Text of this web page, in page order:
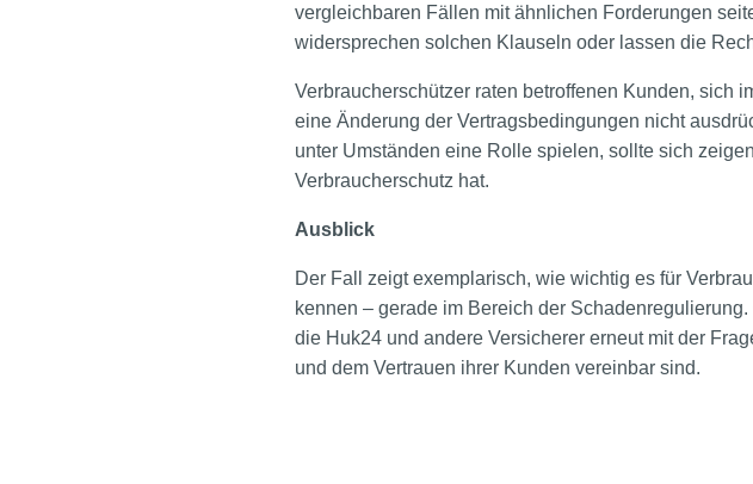
vergleichbaren Fällen mit ähnlichen Forderungen
widersprechen solchen Klauseln oder lassen die
Verbraucherschützer raten betroffenen Kunden, sich
eine Änderung der Vertragsbedingungen nicht
unter Umständen eine Rolle spielen, sollte sich
Verbraucherschutz hat.
Ausblick
Der Fall zeigt exemplarisch, wie wichtig es für
kennen – gerade im Bereich der
die Huk24 und andere Versicherer erneut mit der
und dem Vertrauen ihrer Kunden vereinbar sind.